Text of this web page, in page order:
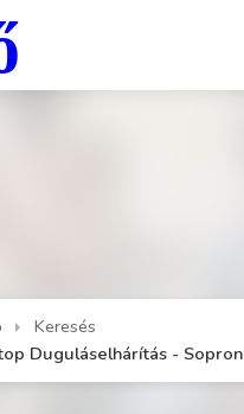
Keresés
Duguláselhárítás - Sopron